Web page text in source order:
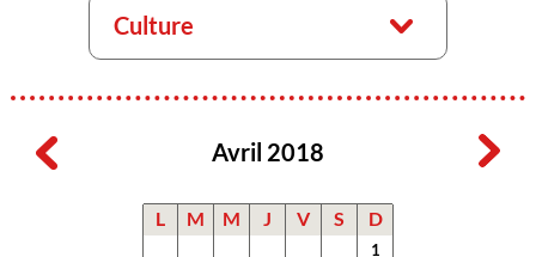
Culture
Avril 2018
L M M J V S D
1